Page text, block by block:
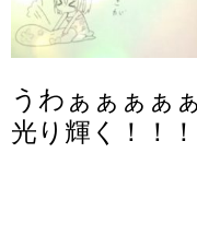
うわぁぁぁぁ
光り輝く！！！